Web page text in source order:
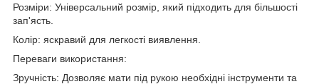
Розміри: Універсальний розмір, який підходить для більшості
зап'ясть.
Колір: яскравий для легкості виявлення.
Переваги використання:
Зручність: Дозволяє мати під рукою необхідні інструменти та